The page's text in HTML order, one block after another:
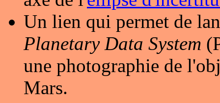
Un lien qui permet de
Planetary Data System
une photographie de
Mars.